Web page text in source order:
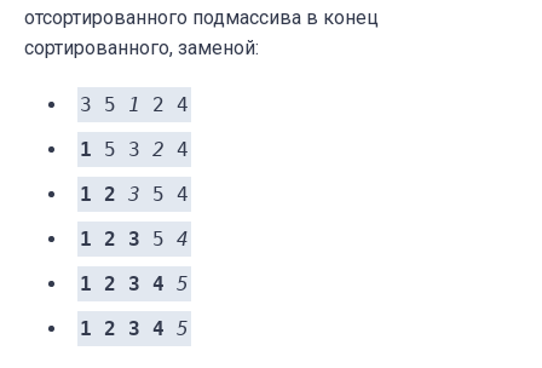
отсортированного подмассива в конец
сортированного, заменой:
3 5 1
2 4
1 5 3 2 4
1 2 3 5 4
1 2 3 5 4
1 2 3 4 5
1 2 3 4 5